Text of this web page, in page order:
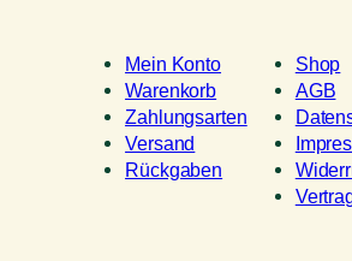
Mein Konto
Warenkorb
Zahlungsarten
Versand
Rückgaben
Shop
AGB